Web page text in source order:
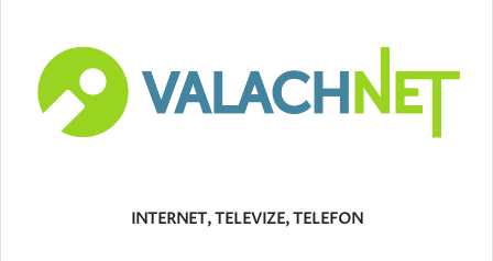
INTERNET, TELEVIZE, TELEFON